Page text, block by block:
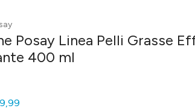
Posay Linea Pelli Grasse
400 ml